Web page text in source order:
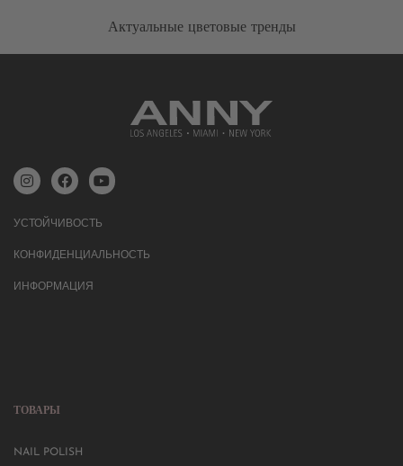
Актуальные цветовые тренды
УСТОЙЧИВОСТЬ
КОНФИДЕНЦИАЛЬНОСТЬ
ИНФОРМАЦИЯ
ТОВАРЫ
NAIL POLISH